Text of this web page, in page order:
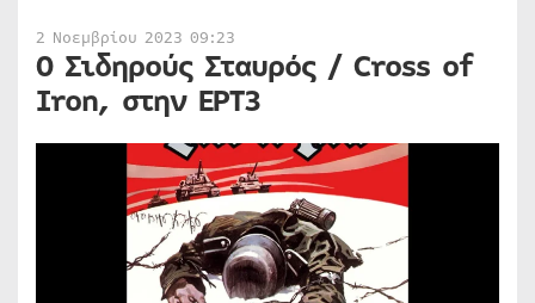
2 Νοεμβρίου 2023 09:23
Ο Σιδηρούς Σταυρός / Cross οf
Iron, στην ΕΡΤ3